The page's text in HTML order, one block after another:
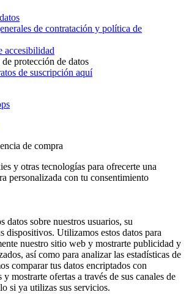
de contratación y política de
accesibilidad
protección de datos
de suscripción aquí
de compra
y otras tecnologías para ofrecerte una
personalizada con tu consentimiento
datos sobre nuestros usuarios, su
dispositivos. Utilizamos estos datos para
nuestro sitio web y mostrarte publicidad y
así como para analizar las estadísticas de
comparar tus datos encriptados con
mostrarte ofertas a través de sus canales de
si ya utilizas sus servicios.